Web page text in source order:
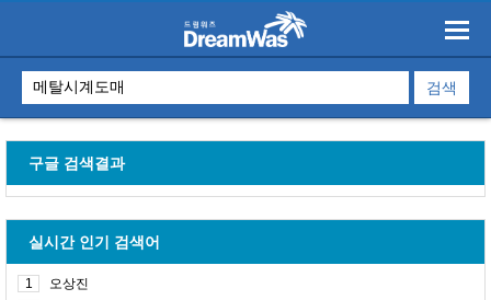
구글 검색결과
실시간 인기 검색어
1
오상진